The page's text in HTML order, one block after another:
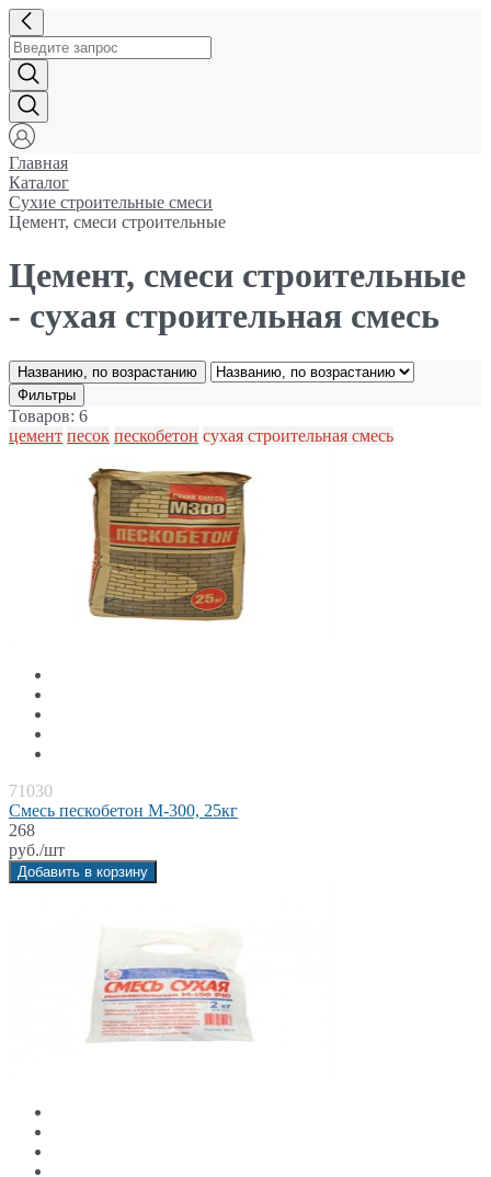
Главная
Каталог
Сухие строительные смеси
Цемент, смеси строительные
Цемент, смеси строительные
- сухая строительная смесь
Названию, по возрастанию
Фильтры
Товаров: 6
цемент песок пескобетон сухая строительная смесь
71030
Смесь пескобетон М-300, 25кг
268
руб./шт
Добавить в корзину